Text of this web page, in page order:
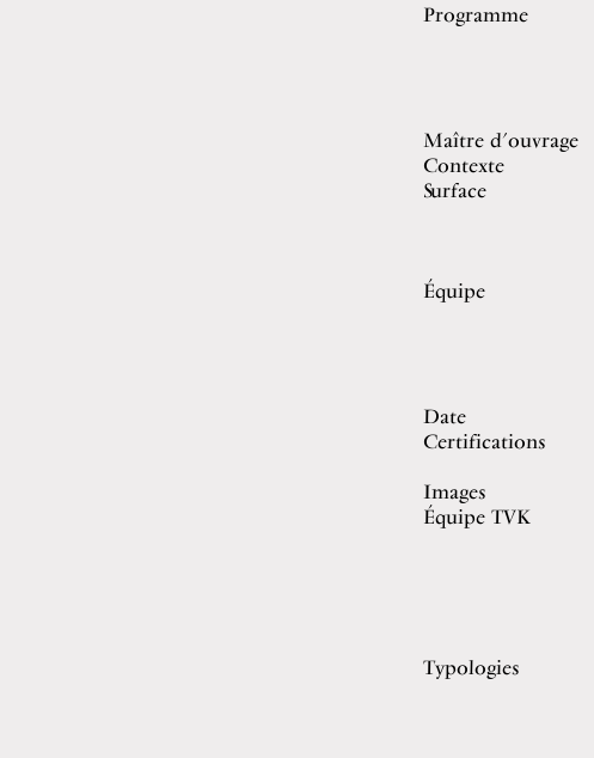
Programme
Maître d’ouvrage
Contexte
Surface
Équipe
Date
Certifications
Images
Équipe TVK
Typologies